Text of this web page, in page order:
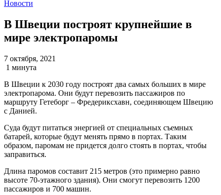
Новости
В Швеции построят крупнейшие в
мире электропаромы
7 октября, 2021
1 минута
В Швеции к 2030 году построят два самых больших в мире
электропарома. Они будут перевозить пассажиров по
маршруту Гетеборг – Фредериксхавн, соединяющем Швецию
с Данией.
Суда будут питаться энергией от специальных съемных
батарей, которые будут менять прямо в портах. Таким
образом, паромам не придется долго стоять в портах, чтобы
заправиться.
Длина паромов составит 215 метров (это примерно равно
высоте 70-этажного здания). Они смогут перевозить 1200
пассажиров и 700 машин.